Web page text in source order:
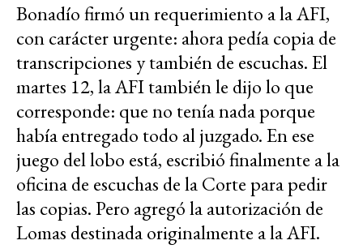
Bonadío firmó un requerimiento a la AFI,
con carácter urgente: ahora pedía copia de
transcripciones y también de escuchas. El
martes 12, la AFI también le dijo lo que
corresponde: que no tenía nada porque
había entregado todo al juzgado. En ese
juego del lobo está, escribió finalmente a la
oficina de escuchas de la Corte para pedir
las copias. Pero agregó la autorización de
Lomas destinada originalmente a la AFI.